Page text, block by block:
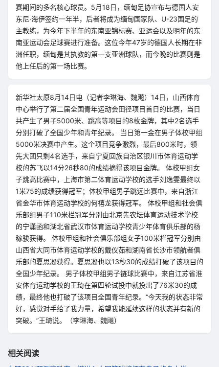
赛期间的多名核心球员。5月18日，缅甸足协宣布与德国人安
东尼·海伊签约一年半，后者将成为缅甸国家队、U-23国足的
主教练，为今年下半年的东南亚锦标赛、亚运会以及明年的东
南亚运动会足球赛进行准备。这位今年47岁的德国人长期在非
洲任职，缅甸是其执教的第一支亚洲球队，而今晚的比赛则是
他上任后的第一场比赛。
新华社太原8月14日电（记者李琳海、魏飚）14日，山西体育
中心举行了第二届全国青年运动会田径项目首日的比赛，当日
共产生了男子5000米、跳高等项目的8枚金牌，其中2名选手
分别打破了全国少年和青年纪录。 当日第一金在男子体校甲组
5000米决赛中产生。这个项目竞争激烈，最后800米时，领
先大团只剩4名选手，来自宁夏回族自治区银川市体育运动学
校的苏飞以14分26秒80的成绩摘得该项目金牌。 体校甲组女
子跳高比赛中，上海市第二体育运动学校的选手刘逸雯最终以
1米75的成绩获得冠军；体校甲组男子跳远比赛中，来自浙江
省金华市体育运动学校的何禧龙获得冠军。 体校甲组和社会俱
乐部组男子110米栏冠军分别由北京先农坛体育运动技术学校
的宁潇函和湖北省武汉市体育运动学校青少年体育俱乐部的杨
稼骏获得。 体校甲组和社会俱乐部组女子100米栏冠军分别由
山西省大同市体育运动学校的戴仪茹和湖南省长沙市领航者俱
乐部的夏思凝获得。夏思凝也以13秒30的成绩打破了该项目的
全国少年纪录。 男子体校甲组男子链球比赛中，来自江苏省淮
安体育运动学校的王琦在第四轮试投中就投出了76米30的成
绩，最终他也打破了该项目全国青年纪录。“今天我的状态非常
好，感觉对手给了我力量，希望我能延续这样的状态并有新的
突破。”王琦说。（李琳海、魏飚）
相关阅读